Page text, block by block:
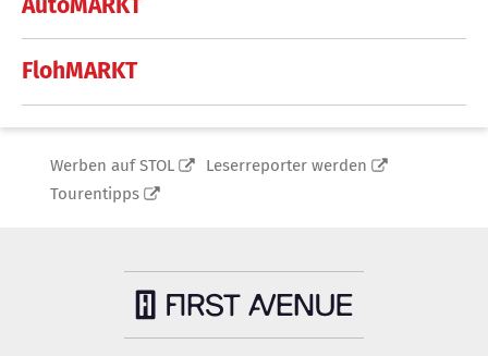
FlohMARKT
Werben auf STOL
Leserreporter werden
Tourentipps